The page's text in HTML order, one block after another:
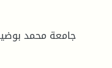
جامعة محمد